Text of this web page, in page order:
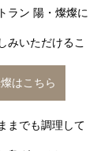
ラン 陽・燦燦に
みいただけるこ
はこちら
までも調理して